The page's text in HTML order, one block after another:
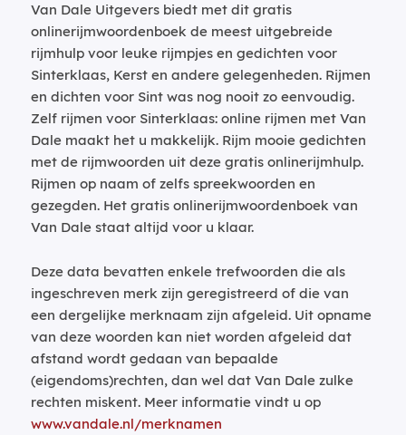
Van Dale Uitgevers biedt met dit gratis
onlinerijmwoordenboek de meest uitgebreide
rijmhulp voor leuke rijmpjes en gedichten voor
Sinterklaas, Kerst en andere gelegenheden. Rijmen
en dichten voor Sint was nog nooit zo eenvoudig.
Zelf rijmen voor Sinterklaas: online rijmen met Van
Dale maakt het u makkelijk. Rijm mooie gedichten
met de rijmwoorden uit deze gratis onlinerijmhulp.
Rijmen op naam of zelfs spreekwoorden en
gezegden. Het gratis onlinerijmwoordenboek van
Van Dale staat altijd voor u klaar.
Deze data bevatten enkele trefwoorden die als
ingeschreven merk zijn geregistreerd of die van
een dergelijke merknaam zijn afgeleid. Uit opname
van deze woorden kan niet worden afgeleid dat
afstand wordt gedaan van bepaalde
(eigendoms)rechten, dan wel dat Van Dale zulke
rechten miskent. Meer informatie vindt u op
www.vandale.nl/merknamen